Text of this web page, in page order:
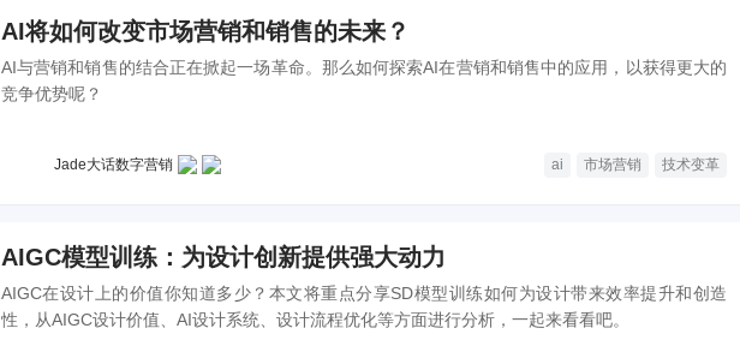
AI将如何改变市场营销和销售的未来？
AI与营销和销售的结合正在掀起一场革命。那么如何探索AI在营销和销售中的应用，以获得更大的
竞争优势呢？
Jade大话数字营销 ai 市场营销 技术变革
AIGC模型训练：为设计创新提供强大动力
AIGC在设计上的价值你知道多少？本文将重点分享SD模型训练如何为设计带来效率提升和创造
性，从AIGC设计价值、AI设计系统、设计流程优化等方面进行分析，一起来看看吧。